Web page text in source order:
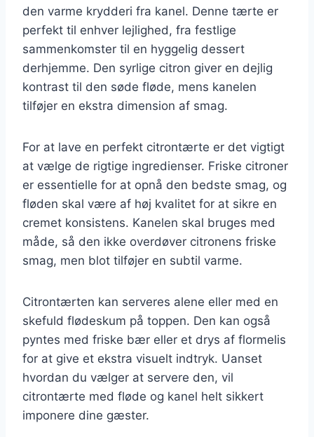
den varme krydderi fra kanel. Denne tærte er
perfekt til enhver lejlighed, fra festlige
sammenkomster til en hyggelig dessert
derhjemme. Den syrlige citron giver en dejlig
kontrast til den søde fløde, mens kanelen
tilføjer en ekstra dimension af smag.
For at lave en perfekt citrontærte er det vigtigt
at vælge de rigtige ingredienser. Friske citroner
er essentielle for at opnå den bedste smag, og
fløden skal være af høj kvalitet for at sikre en
cremet konsistens. Kanelen skal bruges med
måde, så den ikke overdøver citronens friske
smag, men blot tilføjer en subtil varme.
Citrontærten kan serveres alene eller med en
skefuld flødeskum på toppen. Den kan også
pyntes med friske bær eller et drys af flormelis
for at give et ekstra visuelt indtryk. Uanset
hvordan du vælger at servere den, vil
citrontærte med fløde og kanel helt sikkert
imponere dine gæster.